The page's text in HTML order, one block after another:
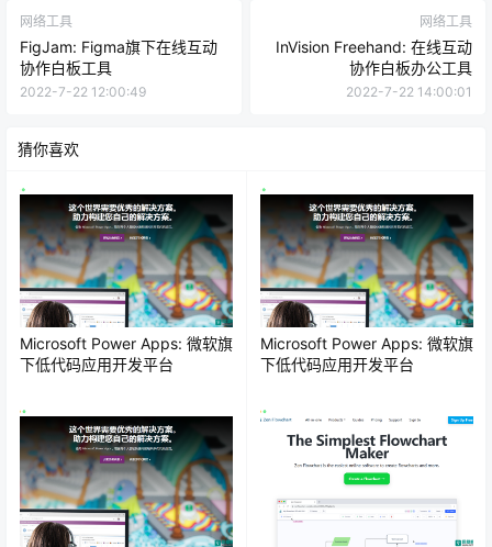
网络工具
FigJam: Figma旗下在线互动
协作白板工具
2022-7-22 12:00:49
网络工具
InVision Freehand: 在线互动
协作白板办公工具
2022-7-22 14:00:01
猜你喜欢
Microsoft Power Apps: 微软旗
下低代码应用开发平台
Microsoft Power Apps: 微软旗
下低代码应用开发平台